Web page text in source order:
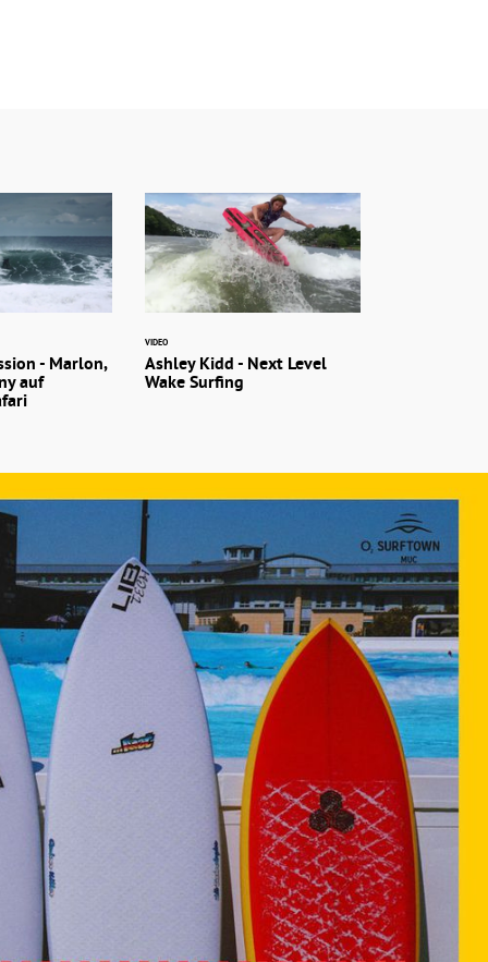
- Marlon,
auf
VIDEO
Ashley Kidd - Next Level
Wake Surfing